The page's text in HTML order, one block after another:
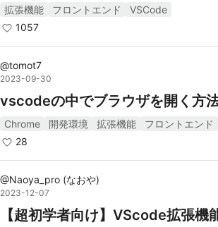
拡張機能 フロントエンド
VSCode
1057
@tomot7
2023-09-30
vscodeの中でブラウザを開く方
Chrome 開発環境 拡張機能 フロントエンド
28
@Naoya_pro (なおや)
2023-12-07
【超初学者向け】VScode拡張機